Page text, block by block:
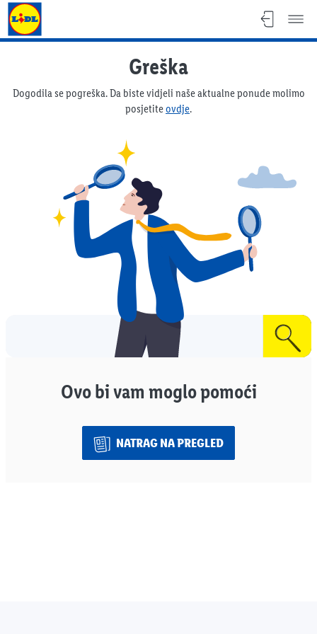
Lidl katalog
Greška
Dogodila se pogreška. Da biste vidjeli naše aktualne ponude molimo
posjetiteovdje.
Ovo bi vam moglo pomoći
NATRAG NA PREGLED